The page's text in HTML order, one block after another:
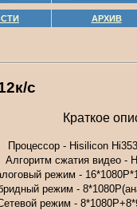
АРХИВ
с
Краткое
Процессор - Hisilicon
Алгоритм сжатия видео -
режим -
режим -
режим -